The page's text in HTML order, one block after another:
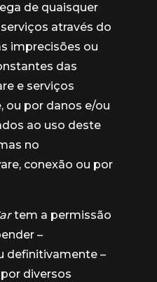
de quaisquer
através do
imprecisões ou
das
e serviços
ou por danos e/ou
ao uso deste
no
conexão ou por
tem a permissão
–
definitivamente –
diversos